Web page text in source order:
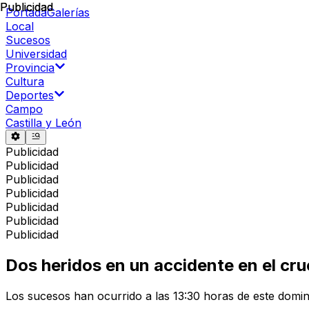
PortadaGalerías
Local
Sucesos
Universidad
Provincia
Cultura
Deportes
Campo
Castilla y León
Publicidad
Publicidad
Publicidad
Publicidad
Publicidad
Publicidad
Publicidad
Publicidad
Dos heridos en un accidente en el
Los sucesos han ocurrido a las 13:30 horas de este
Publicidad